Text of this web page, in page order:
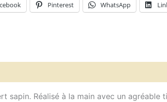
Pinterest WhatsApp
Réalisé à la main avec un agréable